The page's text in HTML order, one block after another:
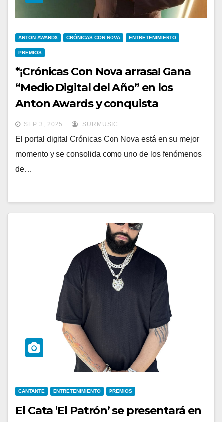
ANTON AWARDS CRÓNICAS CON NOVA ENTRETENIMIENTO
PREMIOS
*¡Crónicas Con Nova arrasa! Gana
“Medio Digital del Año” en los
Anton Awards y conquista
nominaciones internacionales *
SEP 3, 2025 SURMUSIC
El portal digital Crónicas Con Nova está en su mejor
momento y se consolida como uno de los fenómenos
de…
CANTANTE ENTRETENIMIENTO PREMIOS
El Cata ‘El Patrón’ se presentará en